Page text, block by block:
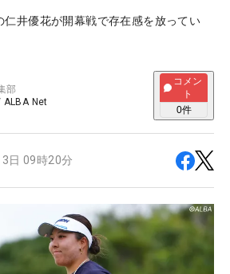
井優花が開幕戦で存在感を放ってい
部
ALBA Net
コメン
ト
0件
日 09時20分